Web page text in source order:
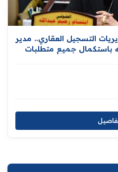
التسجيل العقاري.. مدير
باستكمال جميع متطلبات